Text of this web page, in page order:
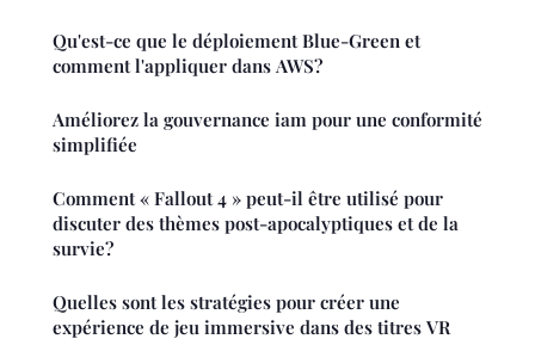
Qu'est-ce que le déploiement Blue-Green et
comment l'appliquer dans AWS?
Améliorez la gouvernance iam pour une conformité
simplifiée
Comment « Fallout 4 » peut-il être utilisé pour
discuter des thèmes post-apocalyptiques et de la
survie?
Quelles sont les stratégies pour créer une
expérience de jeu immersive dans des titres VR